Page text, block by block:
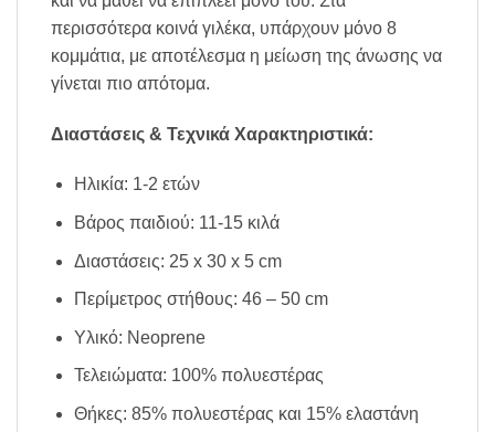
περισσότερα κοινά γιλέκα, υπάρχουν μόνο 8
κομμάτια, με αποτέλεσμα η μείωση της άνωσης να
γίνεται πιο απότομα.
Διαστάσεις & Τεχνικά Χαρακτηριστικά:
Ηλικία: 1-2 ετών
Βάρος παιδιού: 11-15 κιλά
Διαστάσεις: 25 x 30 x 5 cm
Περίμετρος στήθους: 46 – 50 cm
Υλικό: Neoprene
Τελειώματα: 100% πολυεστέρας
Θήκες: 85% πολυεστέρας και 15% ελαστάνη